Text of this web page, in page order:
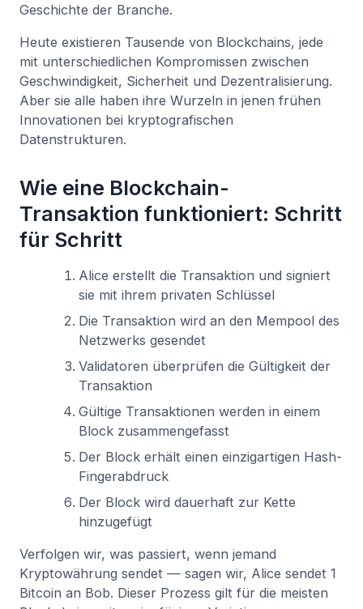
Geschichte der Branche.
Heute existieren Tausende von Blockchains, jede
mit unterschiedlichen Kompromissen zwischen
Geschwindigkeit, Sicherheit und Dezentralisierung.
Aber sie alle haben ihre Wurzeln in jenen frühen
Innovationen bei kryptografischen
Datenstrukturen.
Wie eine Blockchain-
Transaktion funktioniert: Schritt
für Schritt
Alice erstellt die Transaktion und signiert
sie mit ihrem privaten Schlüssel
Die Transaktion wird an den Mempool des
Netzwerks gesendet
Validatoren überprüfen die Gültigkeit der
Transaktion
Gültige Transaktionen werden in einem
Block zusammengefasst
Der Block erhält einen einzigartigen Hash-
Fingerabdruck
Der Block wird dauerhaft zur Kette
hinzugefügt
Verfolgen wir, was passiert, wenn jemand
Kryptowährung sendet — sagen wir, Alice sendet 1
Bitcoin an Bob. Dieser Prozess gilt für die meisten